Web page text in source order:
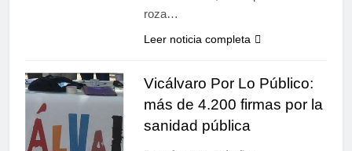
roza…
Leer noticia completa
Vicálvaro Por Lo Público:
más de 4.200 firmas por la
sanidad pública